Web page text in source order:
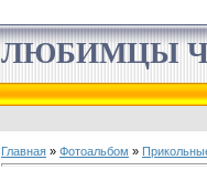
ЛЮБИМЦЫ
Главная » Фотоальбом »